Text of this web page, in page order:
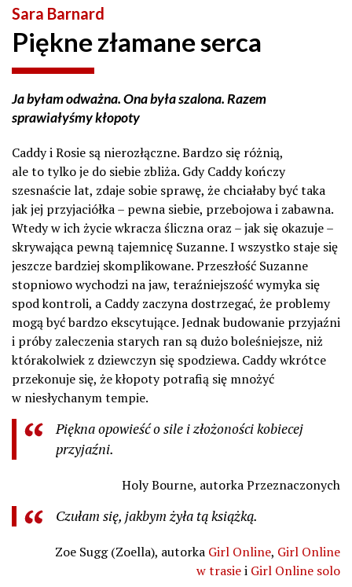
Sara Barnard
Piękne złamane serca
Ja byłam odważna. Ona była szalona. Razem
sprawiałyśmy kłopoty
Caddy i Rosie są nierozłączne. Bardzo się różnią,
ale to tylko je do siebie zbliża. Gdy Caddy kończy
szesnaście lat, zdaje sobie sprawę, że chciałaby być taka
jak jej przyjaciółka – pewna siebie, przebojowa i zabawna.
Wtedy w ich życie wkracza śliczna oraz – jak się okazuje –
skrywająca pewną tajemnicę Suzanne. I wszystko staje się
jeszcze bardziej skomplikowane. Przeszłość Suzanne
stopniowo wychodzi na jaw, teraźniejszość wymyka się
spod kontroli, a Caddy zaczyna dostrzegać, że problemy
mogą być bardzo ekscytujące. Jednak budowanie przyjaźni
i próby zaleczenia starych ran są dużo boleśniejsze, niż
którakolwiek z dziewczyn się spodziewa. Caddy wkrótce
przekonuje się, że kłopoty potrafią się mnożyć
w niesłychanym tempie.
Piękna opowieść o sile i złożoności kobiecej
przyjaźni.
Holy Bourne, autorka Przeznaczonych
Czułam się, jakbym żyła tą książką.
Zoe Sugg (Zoella), autorka Girl Online, Girl Online
w trasiei Girl Online solo